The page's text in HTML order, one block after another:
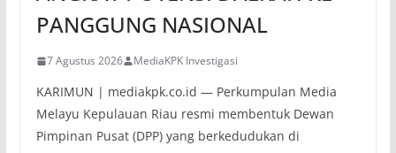
PANGGUNG NASIONAL
7 Agustus 2026 MediaKPK Investigasi
KARIMUN | mediakpk.co.id — Perkumpulan Media
Melayu Kepulauan Riau resmi membentuk Dewan
Pimpinan Pusat (DPP) yang berkedudukan di